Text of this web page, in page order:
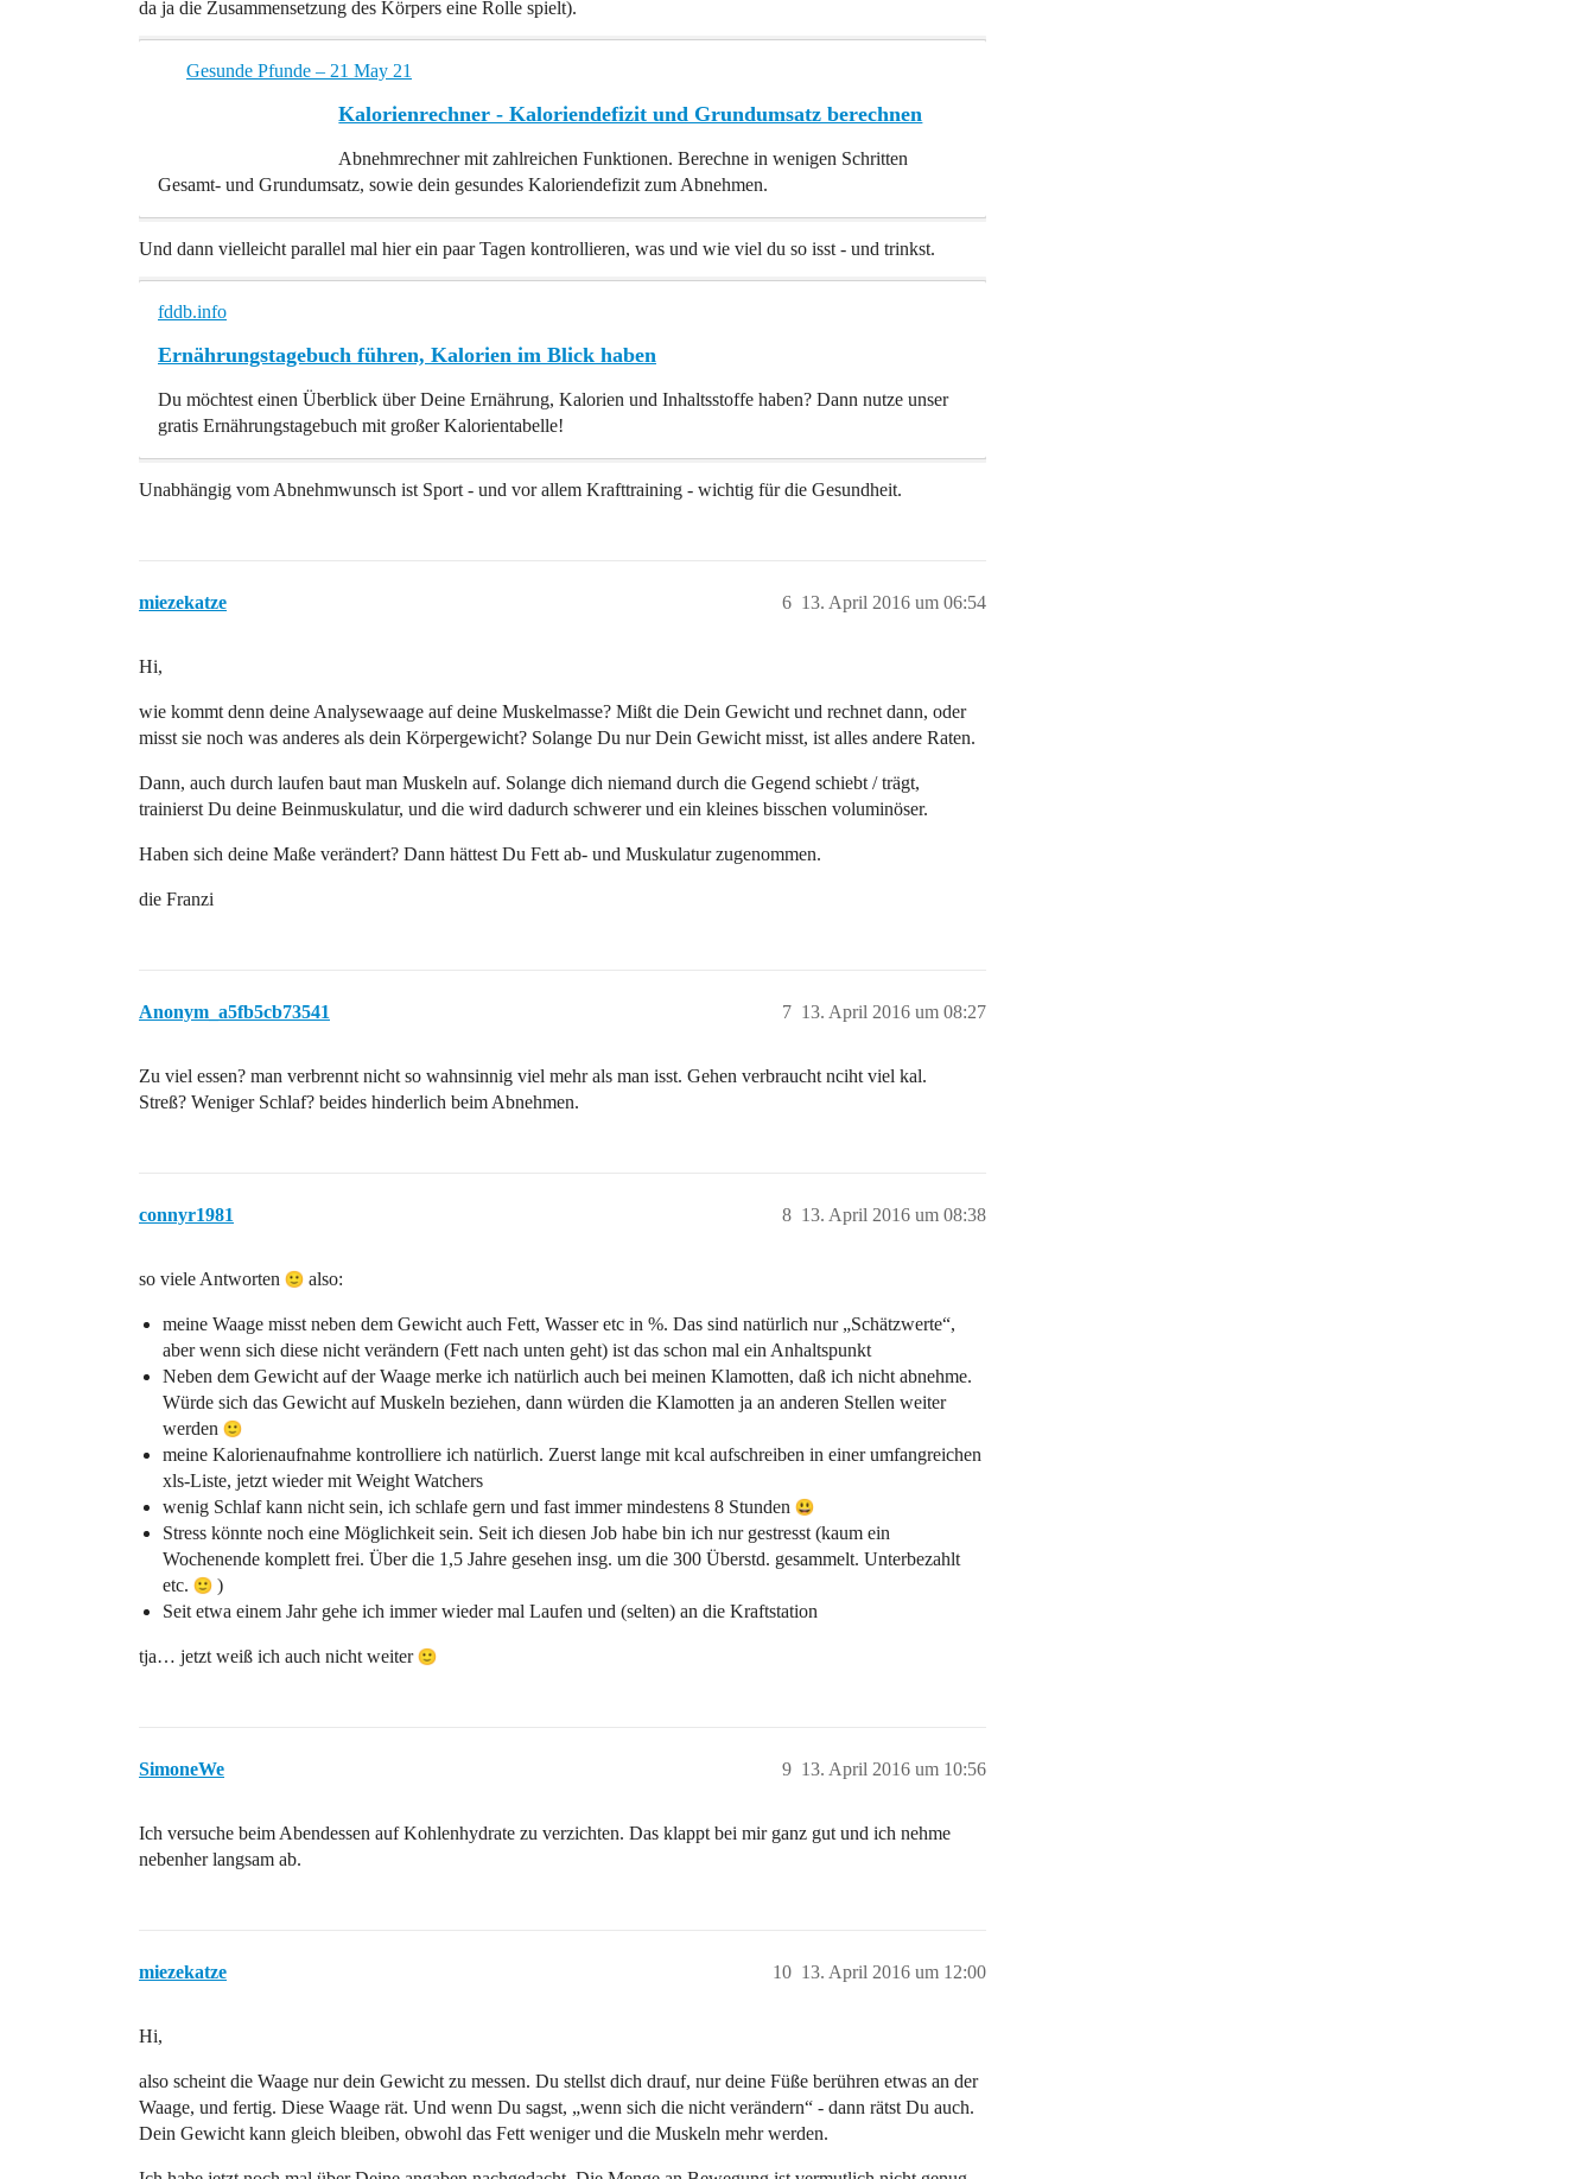
da ja die Zusammensetzung des Körpers eine Rolle spielt).
Gesunde Pfunde – 21 May 21
Kalorienrechner - Kaloriendefizit und Grundumsatz berechnen
Abnehmrechner mit zahlreichen Funktionen. Berechne in wenigen Schritten
Gesamt- und Grundumsatz, sowie dein gesundes Kaloriendefizit zum Abnehmen.
Und dann vielleicht parallel mal hier ein paar Tagen kontrollieren, was und wie viel du so isst - und trinkst.
fddb.info
Ernährungstagebuch führen, Kalorien im Blick haben
Du möchtest einen Überblick über Deine Ernährung, Kalorien und Inhaltsstoffe haben? Dann nutze unser
gratis Ernährungstagebuch mit großer Kalorientabelle!
Unabhängig vom Abnehmwunsch ist Sport - und vor allem Krafttraining - wichtig für die Gesundheit.
miezekatze 13. April 2016 um 06:54
6
Hi,
wie kommt denn deine Analysewaage auf deine Muskelmasse? Mißt die Dein Gewicht und rechnet dann, oder
misst sie noch was anderes als dein Körpergewicht? Solange Du nur Dein Gewicht misst, ist alles andere Raten.
Dann, auch durch laufen baut man Muskeln auf. Solange dich niemand durch die Gegend schiebt / trägt,
trainierst Du deine Beinmuskulatur, und die wird dadurch schwerer und ein kleines bisschen voluminöser.
Haben sich deine Maße verändert? Dann hättest Du Fett ab- und Muskulatur zugenommen.
die Franzi
Anonym_a5fb5cb73541 13. April 2016 um 08:27
7
Zu viel essen? man verbrennt nicht so wahnsinnig viel mehr als man isst. Gehen verbraucht nciht viel kal.
Streß? Weniger Schlaf? beides hinderlich beim Abnehmen.
connyr1981 13. April 2016 um 08:38
8
so viele Antworten also:
meine Waage misst neben dem Gewicht auch Fett, Wasser etc in %. Das sind natürlich nur „Schätzwerte“,
aber wenn sich diese nicht verändern (Fett nach unten geht) ist das schon mal ein Anhaltspunkt
Neben dem Gewicht auf der Waage merke ich natürlich auch bei meinen Klamotten, daß ich nicht abnehme.
Würde sich das Gewicht auf Muskeln beziehen, dann würden die Klamotten ja an anderen Stellen weiter
werden
meine Kalorienaufnahme kontrolliere ich natürlich. Zuerst lange mit kcal aufschreiben in einer umfangreichen
xls-Liste, jetzt wieder mit Weight Watchers
wenig Schlaf kann nicht sein, ich schlafe gern und fast immer mindestens 8 Stunden
Stress könnte noch eine Möglichkeit sein. Seit ich diesen Job habe bin ich nur gestresst (kaum ein
Wochenende komplett frei. Über die 1,5 Jahre gesehen insg. um die 300 Überstd. gesammelt. Unterbezahlt
etc.
)
Seit etwa einem Jahr gehe ich immer wieder mal Laufen und (selten) an die Kraftstation
tja… jetzt weiß ich auch nicht weiter
SimoneWe 13. April 2016 um 10:56
9
Ich versuche beim Abendessen auf Kohlenhydrate zu verzichten. Das klappt bei mir ganz gut und ich nehme
nebenher langsam ab.
miezekatze 13. April 2016 um 12:00
10
Hi,
also scheint die Waage nur dein Gewicht zu messen. Du stellst dich drauf, nur deine Füße berühren etwas an der
Waage, und fertig. Diese Waage rät. Und wenn Du sagst, „wenn sich die nicht verändern“ - dann rätst Du auch.
Dein Gewicht kann gleich bleiben, obwohl das Fett weniger und die Muskeln mehr werden.